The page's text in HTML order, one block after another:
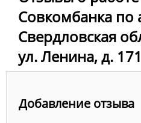
Совкомбанка по
Свердловская
ул. Ленина, д. 171
Добавление отзыва